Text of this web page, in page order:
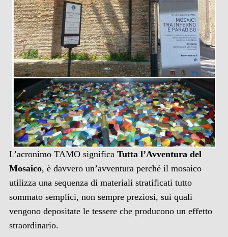
L’acronimo TAMO significa Tutta l’Avventura del
Mosaico, è davvero un’avventura perché il mosaico
utilizza una sequenza di materiali stratificati tutto
sommato semplici, non sempre preziosi, sui quali
vengono depositate le tessere che producono un effetto
straordinario.